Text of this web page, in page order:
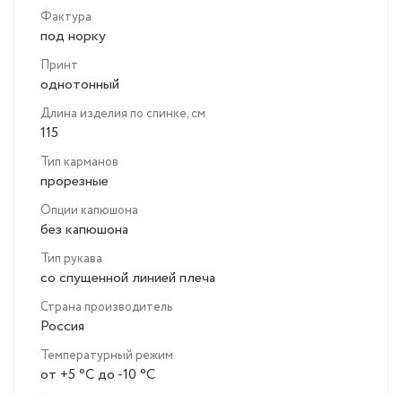
Фактура
под норку
Принт
однотонный
Длина изделия по спинке, см
115
Тип карманов
прорезные
Опции капюшона
без капюшона
Тип рукава
со спущенной линией плеча
Страна производитель
Россия
Температурный режим
от +5 °C до -10 °C